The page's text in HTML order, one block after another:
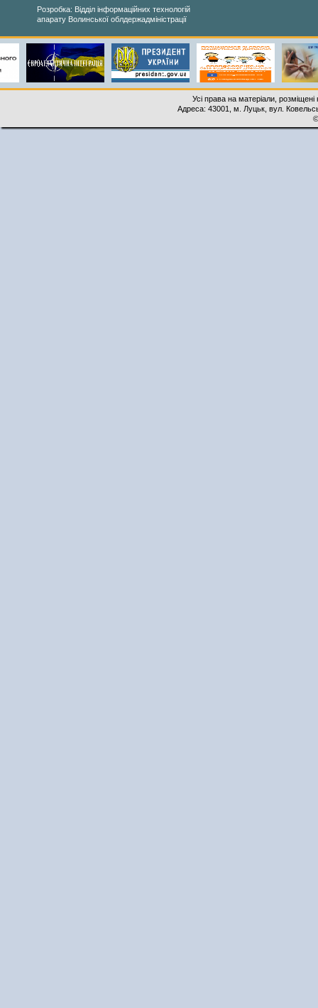
Розробка: Відділ інформаційних технологій
апарату Волинської облдержадміністрації
Усі права на матеріали,
Адреса: 43001, м. Луцьк, вул.